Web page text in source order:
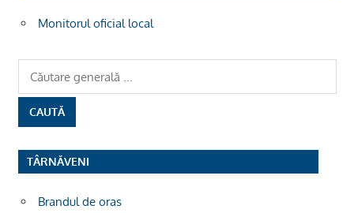
Monitorul oficial local
TÂRNĂVENI
Brandul de oras